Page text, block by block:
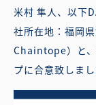
米村 隼人、以下
社所在地：福岡
Chaintope）と、
プに合意致しまし